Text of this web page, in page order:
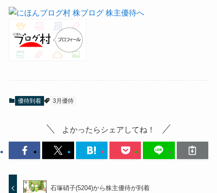
優待到着 3月優待
よかったらシェアしてね！
石塚硝子(5204)から株主優待が到着